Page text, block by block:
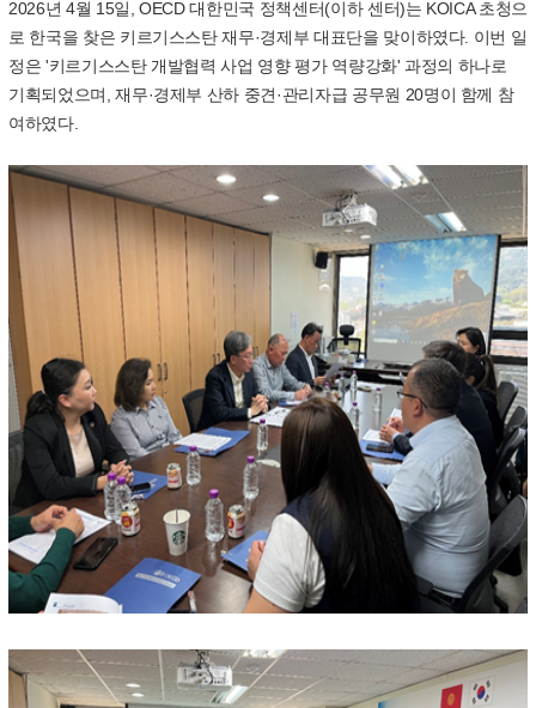
2026년 4월 15일 , OECD대한민국 정책센터(이하 센터)는 KOICA초청으
로 한국을 찾은 키르기스스탄 재무·경제부 대표단을 맞이하였다. 이번 일
정은 '키르기스스탄 개발협력 사업 영향 평가 역량강화'과정의 하나로
기획되었으며 ,재무·경제부 산하 중견·관리자급 공무원 20명이 함께 참
여하였다.